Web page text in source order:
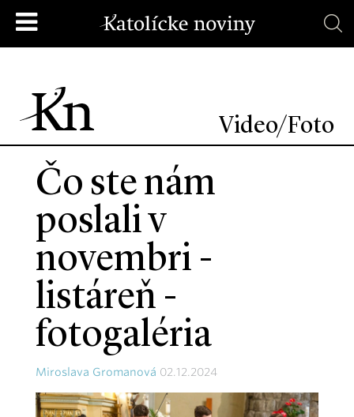
Video/Foto
Čo ste nám
poslali v
novembri -
listáreň -
fotogaléria
Miroslava Gromanová 02.12.2024